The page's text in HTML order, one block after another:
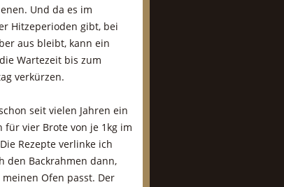
Und da es im
Hitzeperioden gibt, bei
aus bleibt, kann ein
Wartezeit bis zum
verkürzen.
seit vielen Jahren ein
für vier Brote von je 1kg im
Rezepte verlinke ich
den Backrahmen dann,
Ofen passt. Der